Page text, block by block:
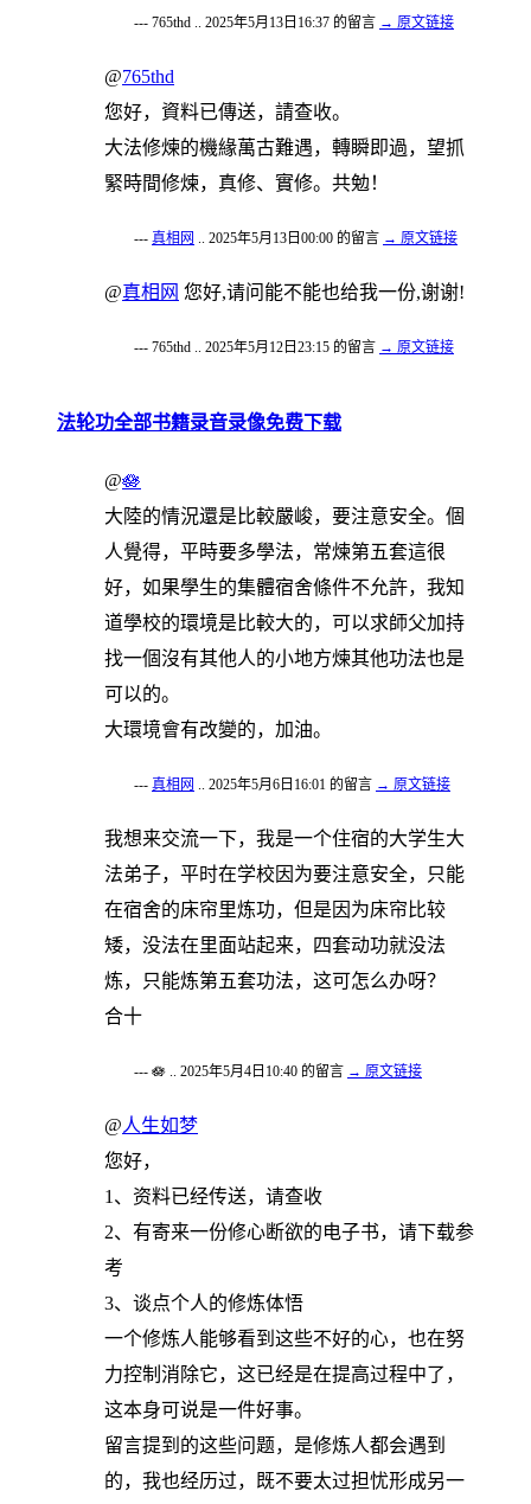
--- 765thd .. 2025年5月13日16:37 的留言 → 原文链接
@765thd
您好，資料已傳送，請查收。
大法修煉的機緣萬古難遇，轉瞬即過，望抓
緊時間修煉，真修、實修。共勉！
--- 真相网 .. 2025年5月13日00:00 的留言 → 原文链接
@真相网 您好,请问能不能也给我一份,谢谢!
--- 765thd .. 2025年5月12日23:15 的留言 → 原文链接
法轮功全部书籍录音录像免费下载
@🪷
大陸的情況還是比較嚴峻，要注意安全。個
人覺得，平時要多學法，常煉第五套這很
好，如果學生的集體宿舍條件不允許，我知
道學校的環境是比較大的，可以求師父加持
找一個沒有其他人的小地方煉其他功法也是
可以的。
大環境會有改變的，加油。
--- 真相网 .. 2025年5月6日16:01 的留言 → 原文链接
我想来交流一下，我是一个住宿的大学生大
法弟子，平时在学校因为要注意安全，只能
在宿舍的床帘里炼功，但是因为床帘比较
矮，没法在里面站起来，四套动功就没法
炼，只能炼第五套功法，这可怎么办呀？
合十
--- 🪷 .. 2025年5月4日10:40 的留言 → 原文链接
@人生如梦
您好，
1、资料已经传送，请查收
2、有寄来一份修心断欲的电子书，请下载参
考
3、谈点个人的修炼体悟
一个修炼人能够看到这些不好的心，也在努
力控制消除它，这已经是在提高过程中了，
这本身可说是一件好事。
留言提到的这些问题，是修炼人都会遇到
的，我也经历过，既不要太过担忧形成另一